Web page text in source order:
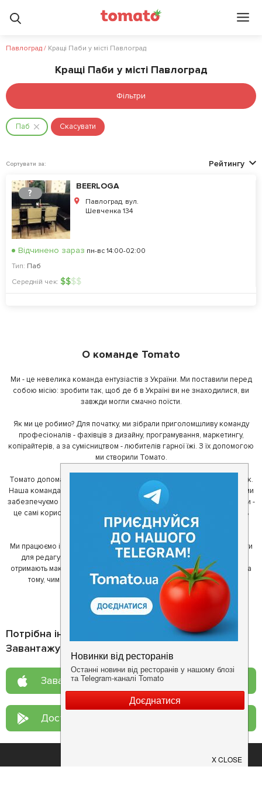
Павлоград / Кращі Паби у місті Павлоград
Кращі Паби у місті Павлоград
Фільтри
Паб Скасувати
Сортувати за: Рейтингу
?
BEERLOGA
Павлоград, вул.
Шевченка 134
Відчинено зараз пн-вс 14:00-02:00
Тип: Паб
Середній чек: $$$$
О команде Tomato
Ми - це невелика команда ентузіастів з України. Ми поставили перед
собою місію: зробити так, щоб де б в Україні ви не знаходилися, ви
завжди могли смачно поїсти.
Як ми це робимо? Для початку, ми зібрали приголомшливу команду
професіоналів - фахівців з дизайну, програмування, маркетингу,
копірайтерів, а за сумісництвом - любителів гарної їжі. З їх допомогою
ми створили Томато.
Томато допомагає своїм користувачам знайти цікаві місця неподалік.
Наша команда регулярно зв'язується з ресторанами - таким чином ми
забезпечуємо актуальність інформації. Друга частина нашої команди -
це самі користувачі, які діляться своїми враженнями і допомагають
один одному у виборі кращих місць.
Ми працюємо і з ресторанами. Для них ми надаємо зручні інструменти
для редагування інформації про себе - в результаті відвідувачі
отримають максимум інформації, а ресторан зможе зосередитися на
тому, чим він любить займатися більше всього - смачній їжі.
Потрібна інформація про заклад?
Завантажуйте додаток!
Завантажте у App Store
Доступно у